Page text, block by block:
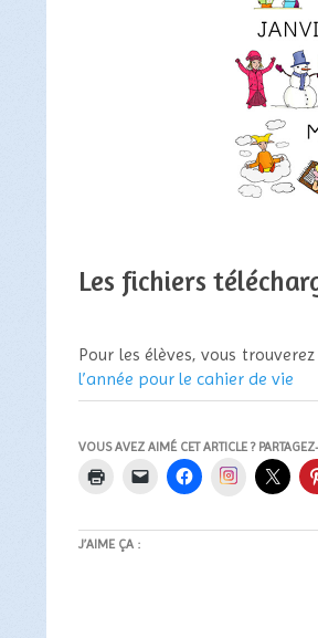
Les fichiers
Pour les élèves, vous
l’année pour le cahier de vie
VOUS AVEZ AIMÉ CET ARTICLE ?
Instagram
J’AIME ÇA :